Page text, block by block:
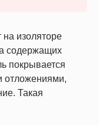
изоляторе
содержащих
покрывается
отложениями,
Такая